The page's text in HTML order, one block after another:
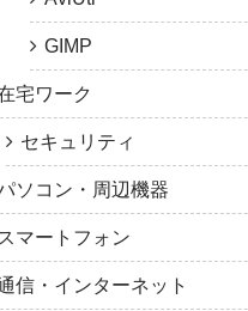
GIMP
宅ワーク
セキュリティ
ソコン・周辺機器
スマートフォン
信・インターネット